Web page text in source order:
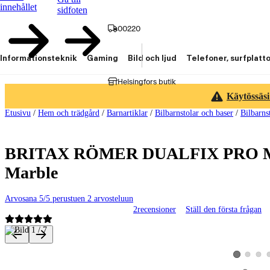
innehållet
sidfoten
00220
Helsingfors butik
Informationsteknik Gaming Bild och ljud Telefoner,
Etusivu / Hem och trädgård / Barnartiklar / Bilbarnstolar och baser /
BRITAX RÖMER DUALFIX PRO
Marble
Arvosana 5/5 perustuen 2 arvosteluun
2recensioner Ställ den första frågan
Produktbilder och videor
VisaVisa Visa